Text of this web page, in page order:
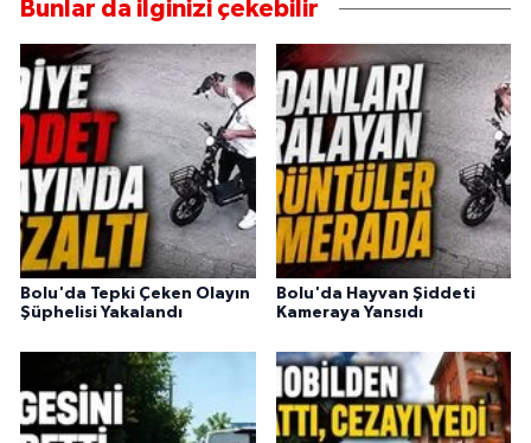
Bunlar da ilginizi çekebilir
Bolu'da Tepki Çeken Olayın
Şüphelisi Yakalandı
Bolu'da Hayvan Şiddeti
Kameraya Yansıdı